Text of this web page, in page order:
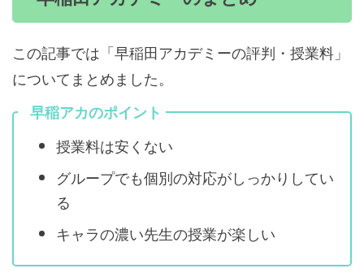
この記事では「早稲田アカデミーの評判・授業料」
についてまとめました。
早稲アカのポイント
授業料は安くない
グループでも個別の対応がしっかりしてい
る
キャラの濃い先生の授業が楽しい